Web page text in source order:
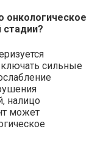
онкологическое
стадии?
сильные
налицо
может